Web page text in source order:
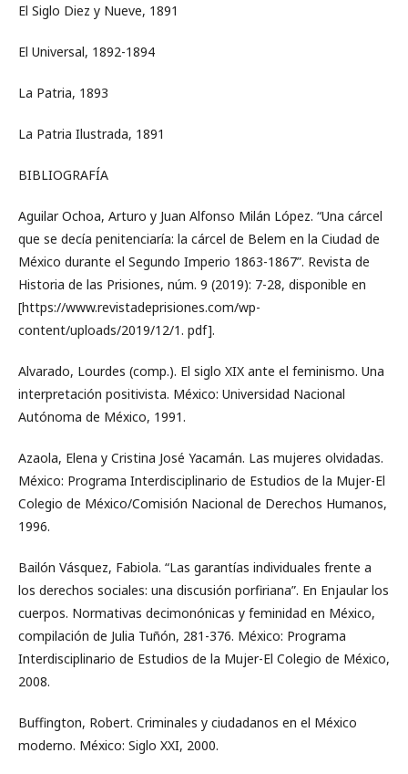
El Siglo Diez y Nueve, 1891
El Universal, 1892-1894
La Patria, 1893
La Patria Ilustrada, 1891
BIBLIOGRAFÍA
Aguilar Ochoa, Arturo y Juan Alfonso Milán López. “Una cárcel
que se decía penitenciaría: la cárcel de Belem en la Ciudad de
México durante el Segundo Imperio 1863-1867”. Revista de
Historia de las Prisiones, núm. 9 (2019): 7-28, disponible en
[https://www.revistadeprisiones.com/wp-
content/uploads/2019/12/1. pdf].
Alvarado, Lourdes (comp.). El siglo XIX ante el feminismo. Una
interpretación positivista. México: Universidad Nacional
Autónoma de México, 1991.
Azaola, Elena y Cristina José Yacamán. Las mujeres olvidadas.
México: Programa Interdisciplinario de Estudios de la Mujer-El
Colegio de México/Comisión Nacional de Derechos Humanos,
1996.
Bailón Vásquez, Fabiola. “Las garantías individuales frente a
los derechos sociales: una discusión porfiriana”. En Enjaular los
cuerpos. Normativas decimonónicas y feminidad en México,
compilación de Julia Tuñón, 281-376. México: Programa
Interdisciplinario de Estudios de la Mujer-El Colegio de México,
2008.
Buffington, Robert. Criminales y ciudadanos en el México
moderno. México: Siglo XXI, 2000.